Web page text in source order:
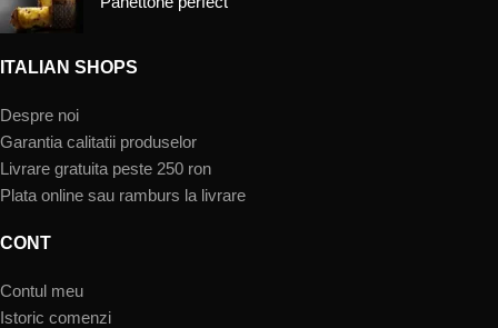
ITALIAN SHOPS
Despre noi
Garantia calitatii produselor
Livrare gratuita peste 250 ron
Plata online sau ramburs la livrare
CONT
Contul meu
Istoric comenzi